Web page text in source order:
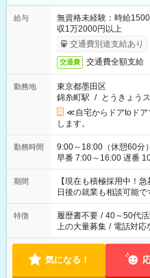
給与
無資格未経験：時給
収1万2000円以上
交通費別途支給あり
交通費 交通費全額支給
勤務地
東京都墨田区
錦糸町駅 / とうきょう
≪自宅からドアtoド
します。
勤務時間
9:00～18:00（休憩60分） ■ご希望があれば下記シフトもOK！
早番 7:00～16:00 遅番 10:00～19:00 「
い」 「余裕を持って夕
たくない」 など、ご希望を教
の方へ 今ご覧のお仕事
の勤務時間。 合計で週
期間
【現在も積極採用中！
日後の就業も相談可能で
特徴 履歴書不要 / 40～50代
上の大量募集 / 電話対応
気になる！